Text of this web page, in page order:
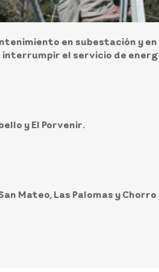
en subestación y
el servicio de
y El Porvenir.
Mateo, Las Palomas y Chorro